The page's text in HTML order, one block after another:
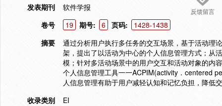
反馈留言
发表期刊
软件学报
卷号
19 期号: 6 页码:
1428-1438
摘要
通过分析用户执行多任务的交互场景，基于活动理
架，提出了以活动为中心的个人信息管理方式；从
模；针对多活动场景中的用户交互和活动对象的内
个人信息管理工具一一ACPIM(activity．centered
人信息管理有助于用户减轻认知和记忆负担，降低
收录类别
EI